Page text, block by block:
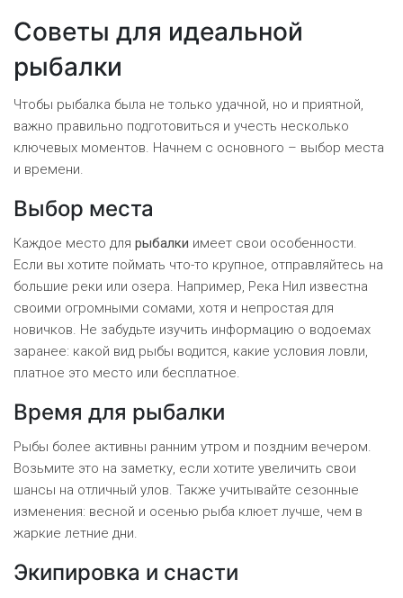
Советы для идеальной
рыбалки
Чтобы рыбалка была не только удачной, но и приятной,
важно правильно подготовиться и учесть несколько
ключевых моментов. Начнем с основного – выбор места
и времени.
Выбор места
Каждое место для рыбалки имеет свои особенности.
Если вы хотите поймать что-то крупное, отправляйтесь на
большие реки или озера. Например, Река Нил известна
своими огромными сомами, хотя и непростая для
новичков. Не забудьте изучить информацию о водоемах
заранее: какой вид рыбы водится, какие условия ловли,
платное это место или бесплатное.
Время для рыбалки
Рыбы более активны ранним утром и поздним вечером.
Возьмите это на заметку, если хотите увеличить свои
шансы на отличный улов. Также учитывайте сезонные
изменения: весной и осенью рыба клюет лучше, чем в
жаркие летние дни.
Экипировка и снасти